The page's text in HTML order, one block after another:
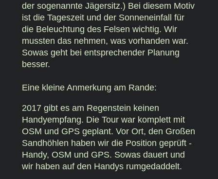
der sogenannte Jägersitz.) Bei diesem Motiv
ist die Tageszeit und der Sonneneinfall für
die Beleuchtung des Felsen wichtig. Wir
mussten das nehmen, was vorhanden war.
Sowas geht bei entsprechender Planung
besser.
Eine kleine Anmerkung am Rande:
2017 gibt es am Regenstein keinen
Handyempfang. Die Tour war komplett mit
OSM und GPS geplant. Vor Ort, den Großen
Sandhöhlen haben wir die Position geprüft -
Handy, OSM und GPS. Sowas dauert und
wir haben auf den Handys rumgedaddelt.